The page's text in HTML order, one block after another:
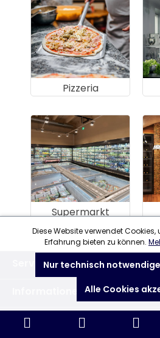
Pizzeria
Supermarkt
Service-Hotline
Shop Service
Diese Website verwendet
Erfahrung bieten zu können.
Nur technisch notwendige
Alle Cookies